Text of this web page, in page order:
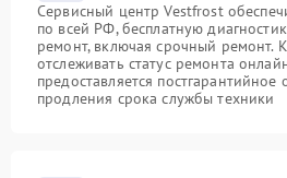
Сервисный центр Vestfrost
по всей РФ, бесплатную
ремонт, включая срочный ремонт.
отслеживать статус ремонта
предоставляется
продления срока службы техники